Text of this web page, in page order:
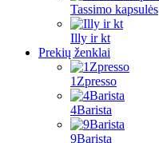
Tassimo kapsulės
Illy ir kt
Prekių ženklai
1Zpresso
4Barista
9Barista